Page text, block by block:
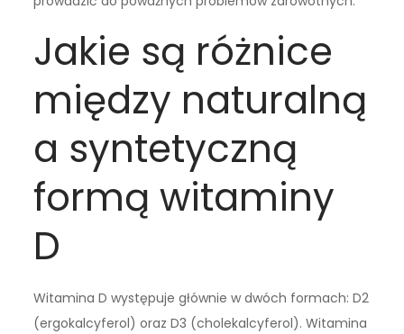
Jakie są różnice
między naturalną
a syntetyczną
formą witaminy
D
Witamina D występuje głównie w dwóch formach: D2
(ergokalcyferol) oraz D3 (cholekalcyferol). Witamina